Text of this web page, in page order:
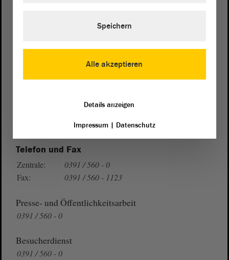
39104 Magdeburg
Wegbeschreibung
Auf Google Maps
Telefon und Fax
Zentrale:
0391 / 560 - 0
Fax:
0391 / 560 - 1123
Presse- und Öffentlichkeitsarbeit
0391 / 560 - 0
Besucherdienst
0391 / 560 - 0
Alle akzeptieren
Speichern
Details anzeigen
Impressum| Datenschutz